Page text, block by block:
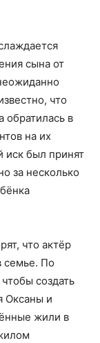
сына от
что
обратилась в
на их
был принят
за несколько
что актёр
семье. По
создать
Оксаны и
жили в